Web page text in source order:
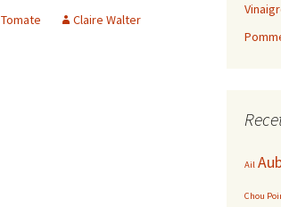
Tomate Claire Walter
Ail
Chou